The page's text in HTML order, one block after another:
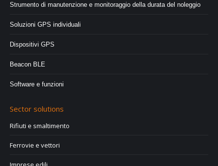
Strumento di manutenzione e monitoraggio della durata del noleggio
Soluzioni GPS individuali
Dispositivi GPS
Beacon BLE
Software e funzioni
Sector solutions
Rifiuti e smaltimento
Ferrovie e vettori